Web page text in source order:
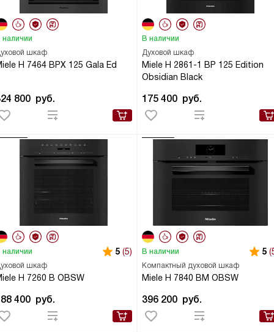
шкаф
H 7464 BPX 125 Gala Ed
наличии
800 руб.
Духовой шкаф
Miele H 2861-1 BP 125 Edition
Obsidian Black
В наличии
175 400 руб.
шкаф
H 7260 B OBSW
наличии 5 (5)
400 руб.
Компактный духовой шкаф
Miele H 7840 BM OBSW
В наличии 5
396 200 руб.